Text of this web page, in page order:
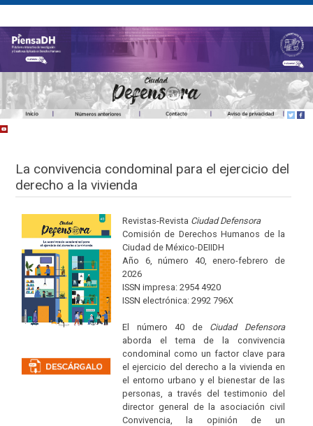
La convivencia condominal para el ejercicio del
derecho a la vivienda
Revistas-Revista Ciudad Defensora
Comisión de Derechos Humanos de la
Ciudad de México-DEIIDH
Año 6, número 40, enero-febrero de
2026
ISSN impresa: 2954 4920
ISSN electrónica: 2992 796X
El número 40 de Ciudad Defensora
aborda el tema de la convivencia
condominal como un factor clave para
el ejercicio del derecho a la vivienda en
el entorno urbano y el bienestar de las
personas, a través del testimonio del
director general de la asociación civil
Convivencia, la opinión de un